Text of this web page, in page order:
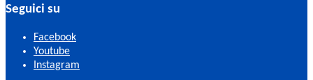
Seguici su
Facebook
Youtube
Instagram